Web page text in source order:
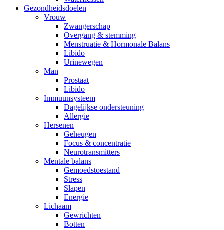
Gezondheidsdoelen
Vrouw
Zwangerschap
Overgang & stemming
Menstruatie & Hormonale Balans
Libido
Urinewegen
Man
Prostaat
Libido
Immuunsysteem
Dagelijkse ondersteuning
Allergie
Hersenen
Geheugen
Focus & concentratie
Neurotransmitters
Mentale balans
Gemoedstoestand
Stress
Slapen
Energie
Lichaam
Gewrichten
Botten